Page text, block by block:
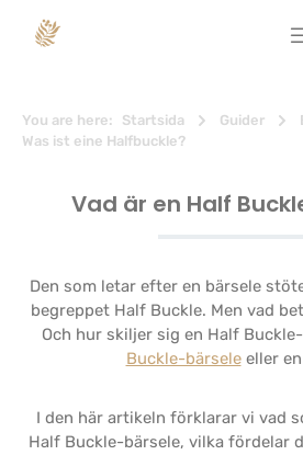
You are here: Startsida Guider
Was ist eine Halfbuckle?
Vad är en Half
Den som letar efter en bärsele
begreppet Half Buckle. Men vad
Och hur skiljer sig en Half
Buckle-bärseleeller en
I den här artikeln förklarar vi vad
Half Buckle-bärsele, vilka fördelar